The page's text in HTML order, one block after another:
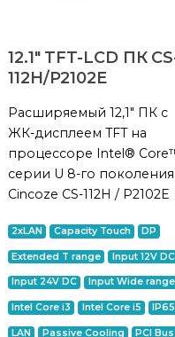
12.1" TFT-LCD ПК
112H/P2102E
Расширяемый 12,1" ПК с
ЖК-дисплеем TFT на
процессоре Intel®
серии U 8-го поколения
Cincoze CS-112H / P2102E
2xLAN Capacity Touch DP
Extended T range Input 12V DC
Input 24V DC Input Wide range
Intel Core i3 Intel Core i5 IP65
LAN Passive Cooling PCI Bus